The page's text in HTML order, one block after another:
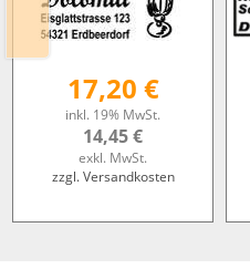
17,20 €
inkl. 19% MwSt.
14,45 €
exkl. MwSt.
zzgl. Versandkosten